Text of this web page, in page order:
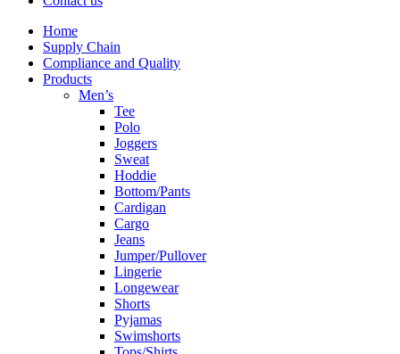
Home
Supply Chain
Compliance and Quality
Products
Men’s
Tee
Polo
Joggers
Sweat
Hoddie
Bottom/Pants
Cardigan
Cargo
Jeans
Jumper/Pullover
Lingerie
Longewear
Shorts
Pyjamas
Swimshorts